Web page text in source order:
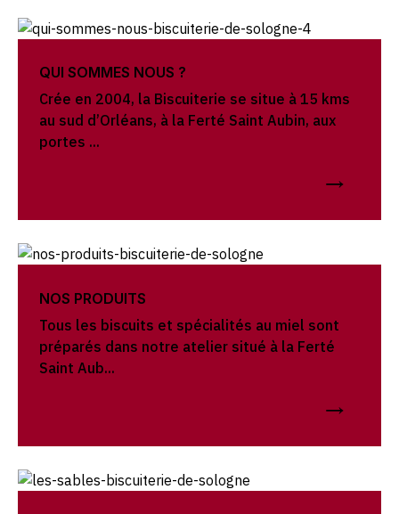
QUI SOMMES NOUS ?
Crée en 2004, la Biscuiterie se situe à 15 kms
au sud d’Orléans, à la Ferté Saint Aubin, aux
portes ...
NOS PRODUITS
Tous les biscuits et spécialités au miel sont
préparés dans notre atelier situé à la Ferté
Saint Aub...